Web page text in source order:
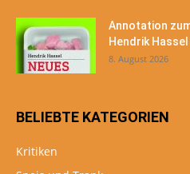
Annotation
Hendrik Hassel
8. August 2026
BELIEBTE KATEGORIEN
Kritiken